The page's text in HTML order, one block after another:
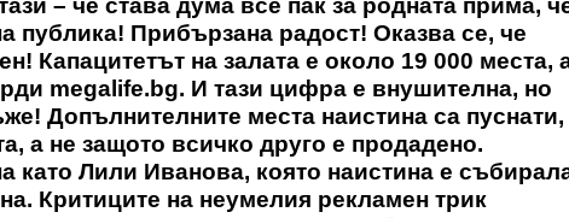
Прибързана радост! Оказва се, че
Капацитетът на залата е около 19 000 места,
megalife.bg. И тази цифра е внушителна, но
Допълнителните места наистина са пуснати,
а не защото всичко друго е продадено.
като Лили Иванова, която наистина е
Критиците на неумелия рекламен трик